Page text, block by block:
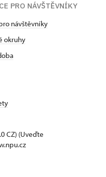
PRO NÁVŠTĚVNÍKY
návštěvníky
okruhy
CZ) (Uveďte